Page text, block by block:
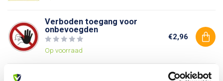
Verboden toegang voor
onbevoegden
Op voorraad
€2,96